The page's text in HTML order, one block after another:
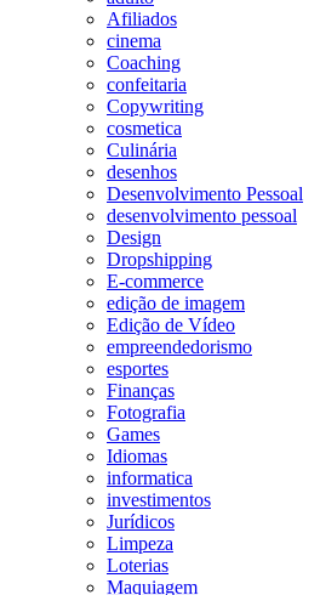
Afiliados
cinema
Coaching
confeitaria
Copywriting
cosmetica
Culinária
desenhos
Desenvolvimento Pessoal
desenvolvimento pessoal
Design
Dropshipping
E-commerce
edição de imagem
Edição de Vídeo
empreendedorismo
esportes
Finanças
Fotografia
Games
Idiomas
informatica
investimentos
Jurídicos
Limpeza
Loterias
Maquiagem